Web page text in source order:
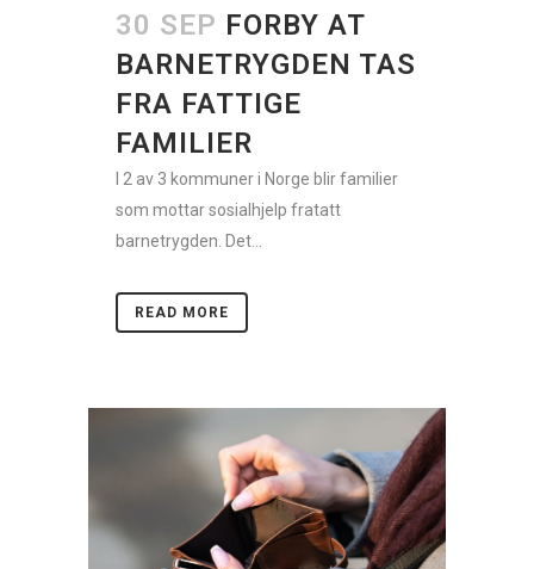
30 SEP FORBY AT
BARNETRYGDEN TAS
FRA FATTIGE
FAMILIER
I 2 av 3 kommuner i Norge blir familier
som mottar sosialhjelp fratatt
barnetrygden. Det...
READ MORE